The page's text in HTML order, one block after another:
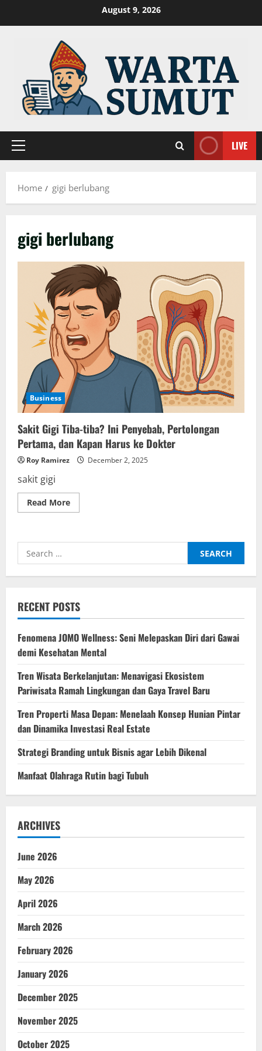
August 9, 2026
Primary
LIVE
Home gigi berlubang
gigi berlubang
Business
Sakit Gigi Tiba-tiba? Ini Penyebab, Pertolongan
Pertama, dan Kapan Harus ke Dokter
Roy Ramirez December 2, 2025
sakit gigi
Read MoreRead
more
Tiba-
Penyebab,
Pertolongan
Kapan
Harus
ke
Search
for:
RECENT POSTS
Fenomena JOMO Wellness: Seni Melepaskan Diri dari Gawai
demi Kesehatan Mental
Tren Wisata Berkelanjutan: Menavigasi Ekosistem
Pariwisata Ramah Lingkungan dan Gaya Travel Baru
Tren Properti Masa Depan: Menelaah Konsep Hunian Pintar
dan Dinamika Investasi Real Estate
Strategi Branding untuk Bisnis agar Lebih Dikenal
Manfaat Olahraga Rutin bagi Tubuh
ARCHIVES
June 2026
May 2026
April 2026
March 2026
February 2026
January 2026
December 2025
November 2025
October 2025